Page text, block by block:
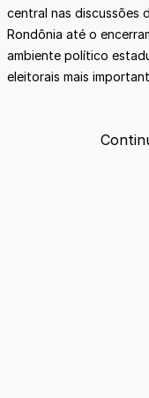
central nas discussões
Rondônia até o
ambiente político
eleitorais mais